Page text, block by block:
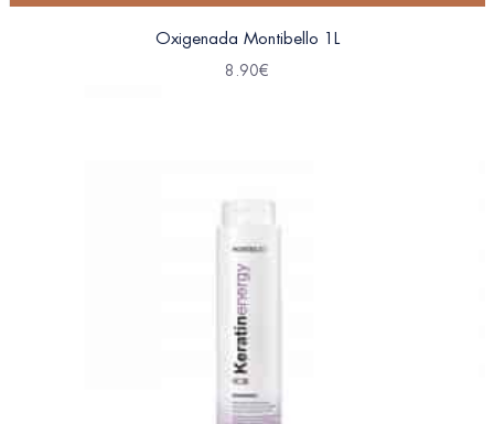
Oxigenada Montibello 1L
8.90€